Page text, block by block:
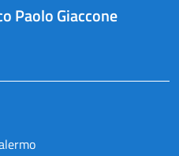
Paolo Giaccone